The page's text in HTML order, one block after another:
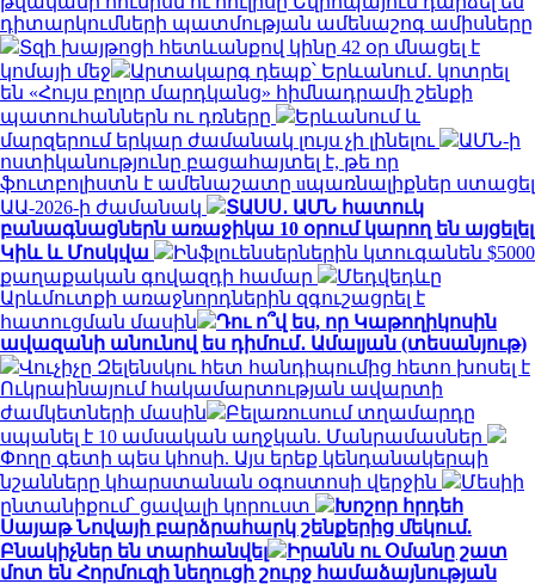
դիտարկումների պատմության ամենաշոգ ամիսները
Տզի խայթոցի հետևանքով կինը 42 օր մնացել է
կոմայի մեջ
Արտակարգ դեպք՝ Երևանում․ կոտրել
են «Հույս բոլոր մարդկանց» հիմնադրամի շենքի
պատուհաններն ու դռները
Երևանում և
մարզերում երկար ժամանակ լույս չի լինելու
ԱՄՆ-ի
ոստիկանությունը բացահայտել է, թե որ
ֆուտբոլիստն է ամենաշատը uպառնալիքներ ստացել
ԱԱ-2026-ի ժամանակ
ՏԱՍՍ․ ԱՄՆ հատուկ
բանագնացներն առաջիկա 10 օրում կարող են այցելել
Կիև և Մոսկվա
Ինֆլուենսերներին կտուգանեն $5000
քաղաքական գովազդի համար
Մեդվեդևը
Արևմուտքի առաջնորդներին զգուշացրել է
հատուցման մասին
Դու ո՞վ ես, որ Կաթողիկոսին
ավազանի անունով ես դիմում․ Ամալյան (տեսանյութ)
Վուչիչը Զելենսկու հետ հանդիպումից հետո խոսել է
Ուկրաինայում հակամարտության ավարտի
ժամկետների մասին
Բելառուսում տղամարդը
սպանել է 10 ամսական աղջկան. Մանրամասներ
Փողը գետի պես կհոսի. Այս երեք կենդանակերպի
նշանները կհարստանան օգոստոսի վերջին
Մեսիի
ընտանիքում՝ ցավալի կորուստ
Խոշոր հրդեհ
Սայաթ Նովայի բարձրահարկ շենքերից մեկում.
Բնակիչներ են տարհանվել
Իրանն ու Օմանը շատ
մոտ են Հորմուզի նեղուցի շուրջ համաձայնության